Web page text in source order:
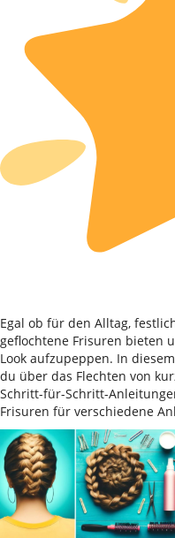
Egal ob für den Alltag,
geflochtene Frisuren bieten
Look aufzupeppen. In
du über das Flechten von
Schritt-für-Schritt-
Frisuren für verschiedene